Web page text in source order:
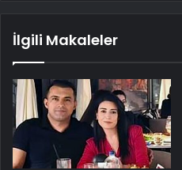
İlgili Makaleler